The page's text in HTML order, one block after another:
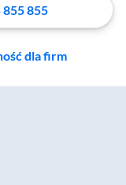
855
dla firm